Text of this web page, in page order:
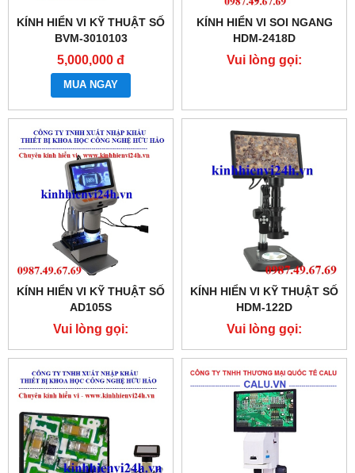
KÍNH HIỂN VI KỸ THUẬT SỐ
BVM-3010103
5,000,000 đ
MUA NGAY
KÍNH HIỂN VI SOI NGANG
HDM-2418D
Vui lòng gọi:
KÍNH HIỂN VI KỸ THUẬT SỐ
AD105S
Vui lòng gọi:
0987.49.67.69
KÍNH HIỂN VI KỸ THUẬT SỐ
HDM-122D
Vui lòng gọi:
0987.49.67.69